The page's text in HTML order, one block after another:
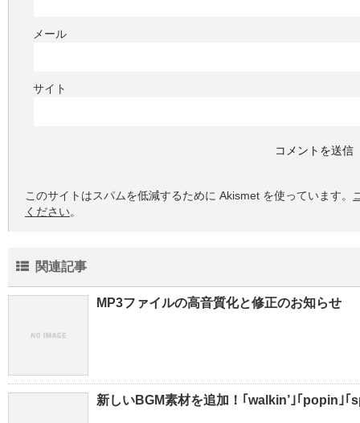
メール
サイト
このサイトはスパムを低減するために Akismet を使っています。
ください。
関連記事
MP3ファイルの高音質化と修正のお知らせ
新しいBGM素材を追加！｢walkin’｣｢popin｣｢